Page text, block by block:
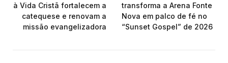
à Vida Cristã fortalecem a
catequese e renovam a
missão evangelizadora
transforma a Arena Fonte
Nova em palco de fé no
“Sunset Gospel” de 2026